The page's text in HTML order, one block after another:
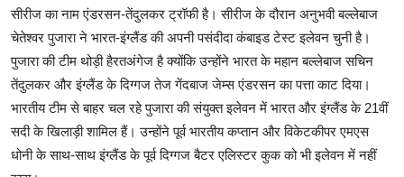
सीरीज का नाम एंडरसन-तेंदुलकर ट्रॉफी है। सीरीज के दौरान अनुभवी बल्लेबाज
चेतेश्वर पुजारा ने भारत-इंग्लैंड की अपनी पसंदीदा कंबाइड टेस्ट इलेवन चुनी है।
पुजारा की टीम थोड़ी हैरतअंगेज है क्योंकि उन्होंने भारत के महान बल्लेबाज सचिन
तेंदुलकर और इंग्लैंड के दिग्गज तेज गेंदबाज जेम्स एंडरसन का पत्ता काट दिया।
भारतीय टीम से बाहर चल रहे पुजारा की संयुक्त इलेवन में भारत और इंग्लैंड के 21वीं
सदी के खिलाड़ी शामिल हैं। उन्होंने पूर्व भारतीय कप्तान और विकेटकीपर एमएस
धोनी के साथ-साथ इंग्लैंड के पूर्व दिग्गज बैटर एलिस्टर कुक को भी इलेवन में नहीं